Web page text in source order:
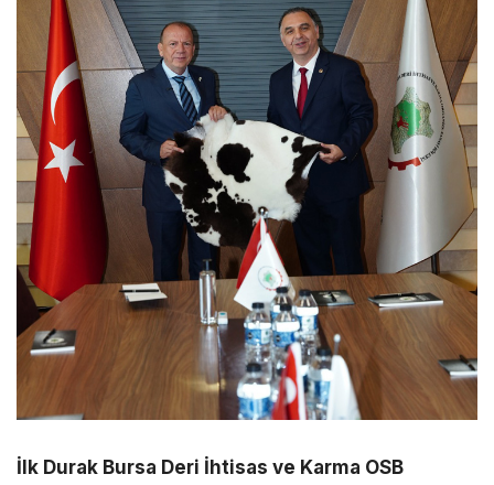
İlk Durak Bursa Deri İhtisas ve Karma OSB